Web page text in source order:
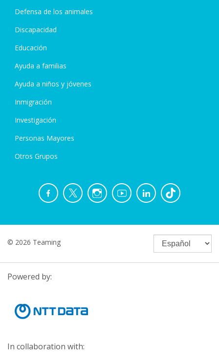
Defensa de los animales
Discapacidad
Educación
Ayuda a familias
Ayuda a niños y jóvenes
Inmigración
Investigación
Personas Mayores
Otros Grupos
© 2026 Teaming
Powered by:
In collaboration with: